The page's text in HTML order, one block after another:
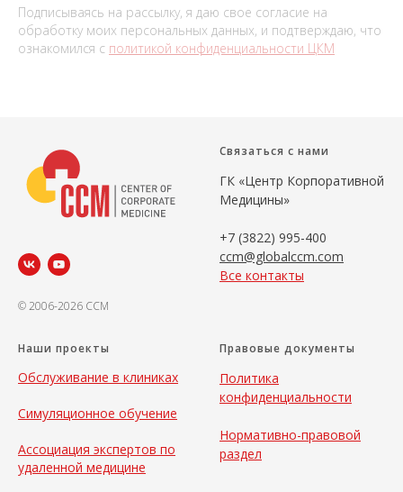
Подписываясь на рассылку, я даю свое согласие на
обработку моих персональных данных, и подтверждаю, что
ознакомился с политикой конфиденциальности ЦКМ
© 2006-2026 CCM
Связаться с нами
ГК «Центр Корпоративной
Медицины»
+7 (3822) 995-400
ccm@globalccm.com
Все контакты
Наши проекты
Обслуживание в клиниках
Симуляционное обучение
Ассоциация экспертов по
удаленной медицине
Правовые документы
Политика
конфиденциальности
Нормативно-правовой
раздел